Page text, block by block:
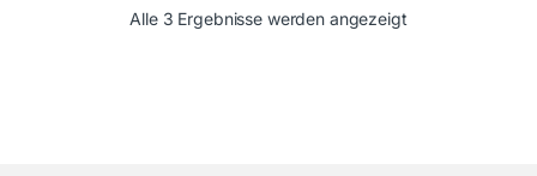
Alle 3 Ergebnisse werden angezeigt